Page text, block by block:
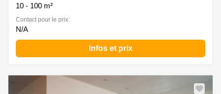
10 - 100 m²
Contact pour le prix:
N/A
Infos et prix